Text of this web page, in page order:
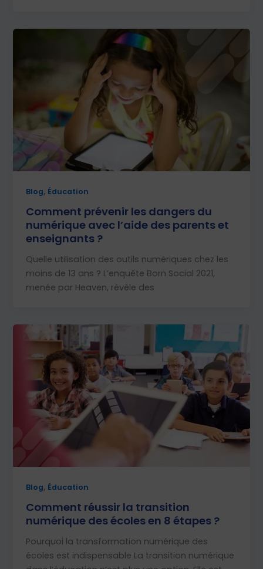
Blog, Éducation
Comment prévenir les dangers du
numérique avec l’aide des parents et
enseignants ?
Quelle utilisation des outils numériques chez les
moins de 13 ans ? L’enquête Born Social 2021,
menée par Heaven, révèle des
Blog, Éducation
Comment réussir la transition
numérique des écoles en 8 étapes ?
Pourquoi la transformation numérique des
écoles est indispensable La transition numérique